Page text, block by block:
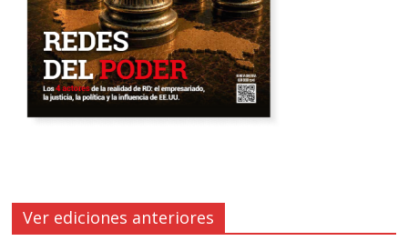
Ver ediciones anteriores